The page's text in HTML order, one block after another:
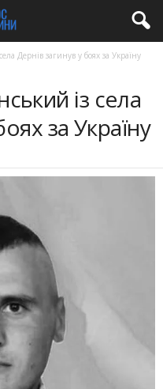
Дернів загинув у боях за Україну
із села
за Україну